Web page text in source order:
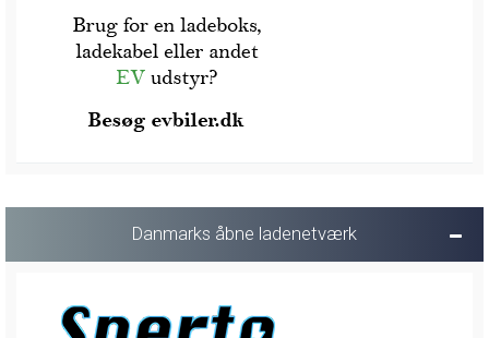
Danmarks åbne ladenetværk